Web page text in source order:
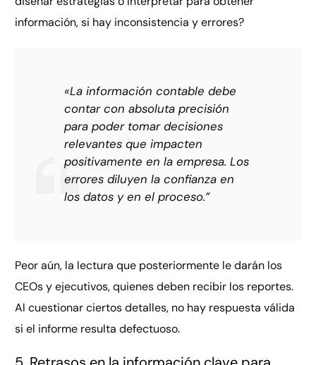
información, si hay inconsistencia y errores?
«La información contable debe
contar con absoluta precisión
para poder tomar decisiones
relevantes que impacten
positivamente en la empresa. Los
errores diluyen la confianza en
los datos y en el proceso.”
Peor aún, la lectura que posteriormente le darán los
CEOs y ejecutivos, quienes deben recibir los reportes.
Al cuestionar ciertos detalles, no hay respuesta válida
si el informe resulta defectuoso.